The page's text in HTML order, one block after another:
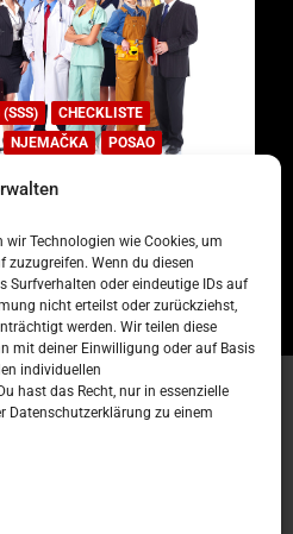
Technologien wie Cookies, um
Wenn du diesen
Surfverhalten oder eindeutige IDs auf
nicht erteilst oder zurückziehst,
werden. Wir teilen diese
mit deiner Einwilligung oder auf Basis
individuellen
hast das Recht, nur in essenzielle
Datenschutzerklärung zu einem
CHECKLISTE
NJEMAČKA POSAO
deficitarnih
Redakcija